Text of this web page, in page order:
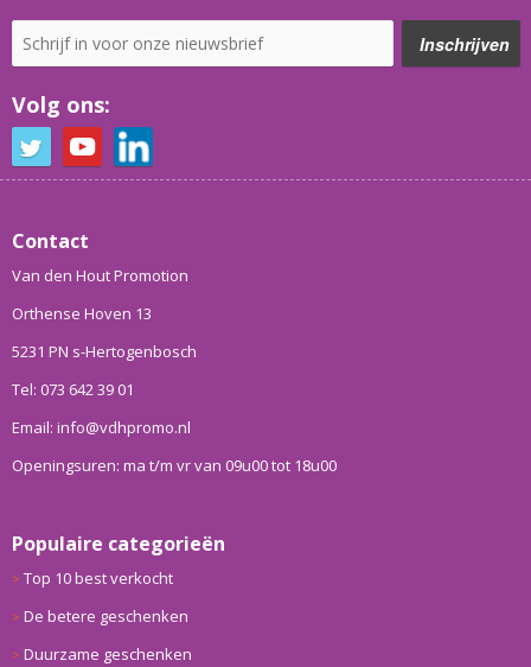
Volg ons:
Contact
Van den Hout Promotion
Orthense Hoven 13
5231 PN s-Hertogenbosch
Tel: 073 642 39 01
Email: info@vdhpromo.nl
Openingsuren: ma t/m vr van 09u00 tot 18u00
Populaire categorieën
Top 10 best verkocht
De betere geschenken
Duurzame geschenken